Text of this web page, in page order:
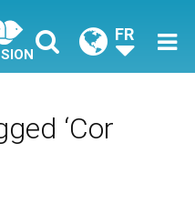
FR
‘cor